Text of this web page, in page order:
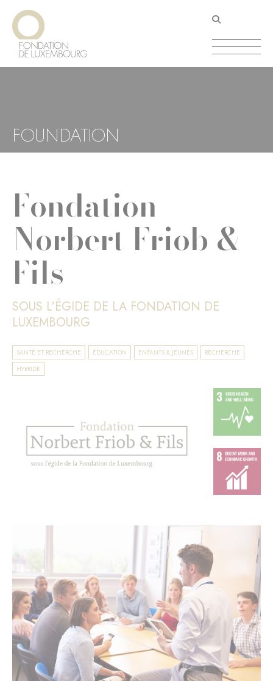
Aller
contenu
principal
FOUNDATION
Fondation
Norbert Friob &
Fils
SOUS L'ÉGIDE DE LA FONDATION DE
LUXEMBOURG
SANTÉ ET RECHERCHE ÉDUCATION ENFANTS & JEUNES
RECHERCHE
HYBRIDE
Panneau de gestion des cookies